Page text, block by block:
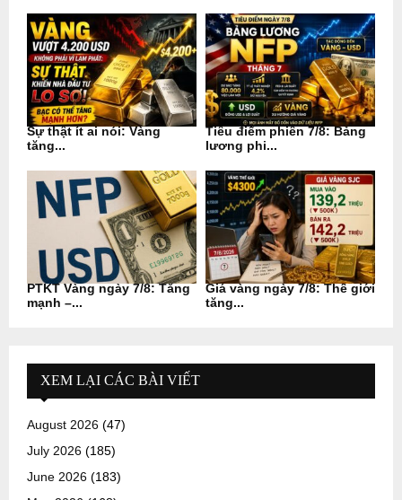
Sự thật ít ai nói: Vàng
tăng...
Tiêu điểm phiên 7/8: Bảng
lương phi...
PTKT Vàng ngày 7/8: Tăng
mạnh –...
Giá vàng ngày 7/8: Thế giới
tăng...
XEM LẠI CÁC BÀI VIẾT
August 2026 (47)
July 2026 (185)
June 2026 (183)